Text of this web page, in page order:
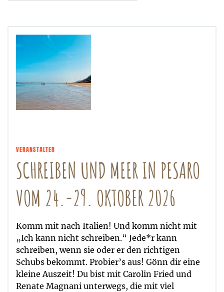
VERANSTALTER
SCHREIBEN UND MEER IN PESARO
VOM 24.-29. OKTOBER 2026
Komm mit nach Italien! Und komm nicht mit
„Ich kann nicht schreiben.“ Jede*r kann
schreiben, wenn sie oder er den richtigen
Schubs bekommt. Probier’s aus! Gönn dir eine
kleine Auszeit! Du bist mit Carolin Fried und
Renate Magnani unterwegs, die mit viel